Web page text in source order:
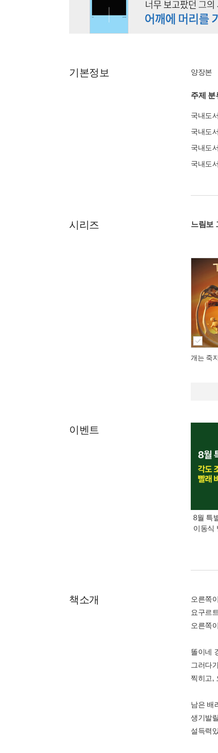
기본정보 양장본
주제 분
국내도
국내도
국내도
국내도
시리즈 느림보
개는 죽
이벤트
8월 특
이동식
책소개
오른쪽
요구르
오른쪽
똘이네
그러다
찍히고,
남은 배
생기발
설득력